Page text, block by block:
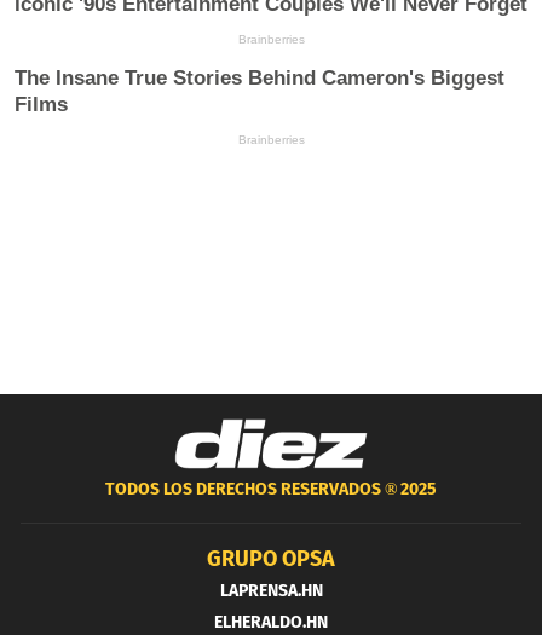
TODOS LOS DERECHOS RESERVADOS ®2025
GRUPO OPSA
LAPRENSA.HN
ELHERALDO.HN